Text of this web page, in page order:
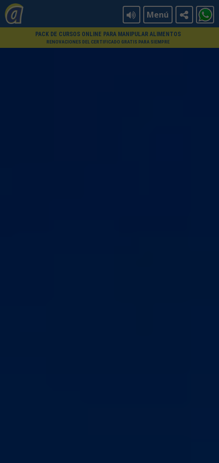
Menú
PACK DE CURSOS ONLINE PARA MANIPULAR ALIMENTOS
RENOVACIONES DEL CERTIFICADO GRATIS PARA SIEMPRE